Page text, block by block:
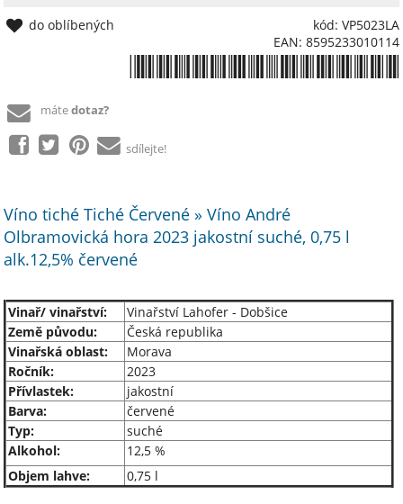
kód: VP5023LA
EAN: 8595233010114
do oblíbených
mátedotaz?
sdílejte!
Víno tiché Tiché Červené » Víno André
Olbramovická hora 2023 jakostní suché, 0,75 l
alk.12,5% červené
Vinař/ vinařství:
Vinařství Lahofer - Dobšice
Země původu:
Česká republika
Vinařská oblast:
Morava
Ročník:
2023
Přívlastek:
jakostní
Barva:
červené
Typ:
suché
Alkohol:
12,5%
Objem lahve:
0,75 l